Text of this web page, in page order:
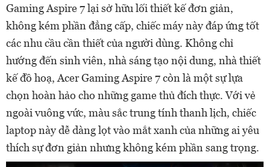
Gaming Aspire 7 lại sở hữu lối thiết kế đơn giản,
không kém phần đẳng cấp, chiếc máy này đáp ứng tốt
các nhu cầu cần thiết của người dùng. Không chỉ
hướng đến sinh viên, nhà sáng tạo nội dung, nhà thiết
kế đồ hoạ, Acer Gaming Aspire 7 còn là một sự lựa
chọn hoàn hảo cho những game thủ đích thực. Với vẻ
ngoài vuông vức, màu sắc trung tính thanh lịch, chiếc
laptop này dễ dàng lọt vào mắt xanh của những ai yêu
thích sự đơn giản nhưng không kém phần sang trọng.